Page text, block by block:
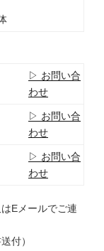
▷ お問い合
わせ
▷ お問い合
わせ
▷ お問い合
わせ
Eメールでご連
付）